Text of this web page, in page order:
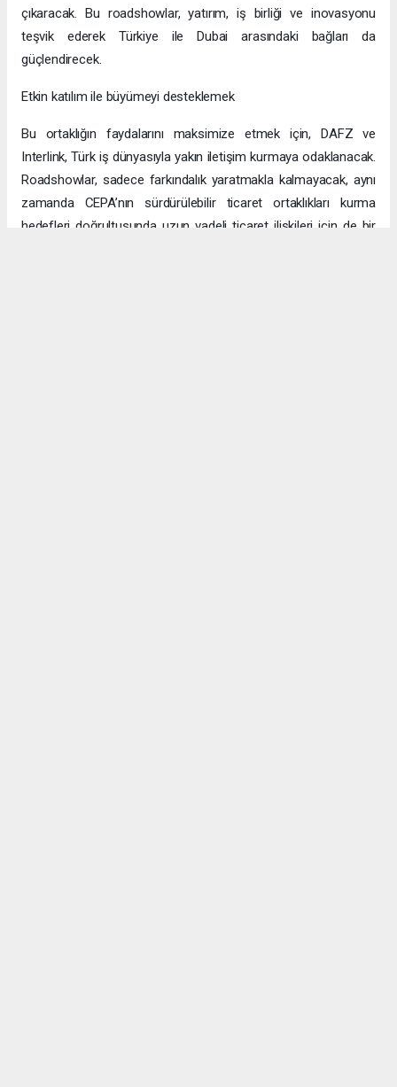
çıkaracak. Bu roadshowlar, yatırım, iş birliği ve inovasyonu
teşvik ederek Türkiye ile Dubai arasındaki bağları da
güçlendirecek.
Etkin katılım ile büyümeyi desteklemek
Bu ortaklığın faydalarını maksimize etmek için, DAFZ ve
Interlink, Türk iş dünyasıyla yakın iletişim kurmaya odaklanacak.
Roadshowlar, sadece farkındalık yaratmakla kalmayacak, aynı
zamanda CEPA’nın sürdürülebilir ticaret ortaklıkları kurma
hedefleri doğrultusunda uzun vadeli ticaret ilişkileri için de bir